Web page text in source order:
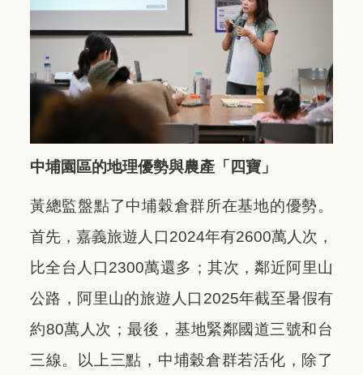
中埔園區的地理優勢與農產「四寶」
黃總監盤點了中埔穀倉群所在基地的優勢。
首先，嘉義旅遊人口2024年有2600萬人次，
比全台人口2300萬還多；其次，鄰近阿里山
公路，阿里山的旅遊人口2025年截至暑假有
約80萬人次；最後，基地緊鄰國道三號和台
三線。以上三點，中埔穀倉群若活化，除了